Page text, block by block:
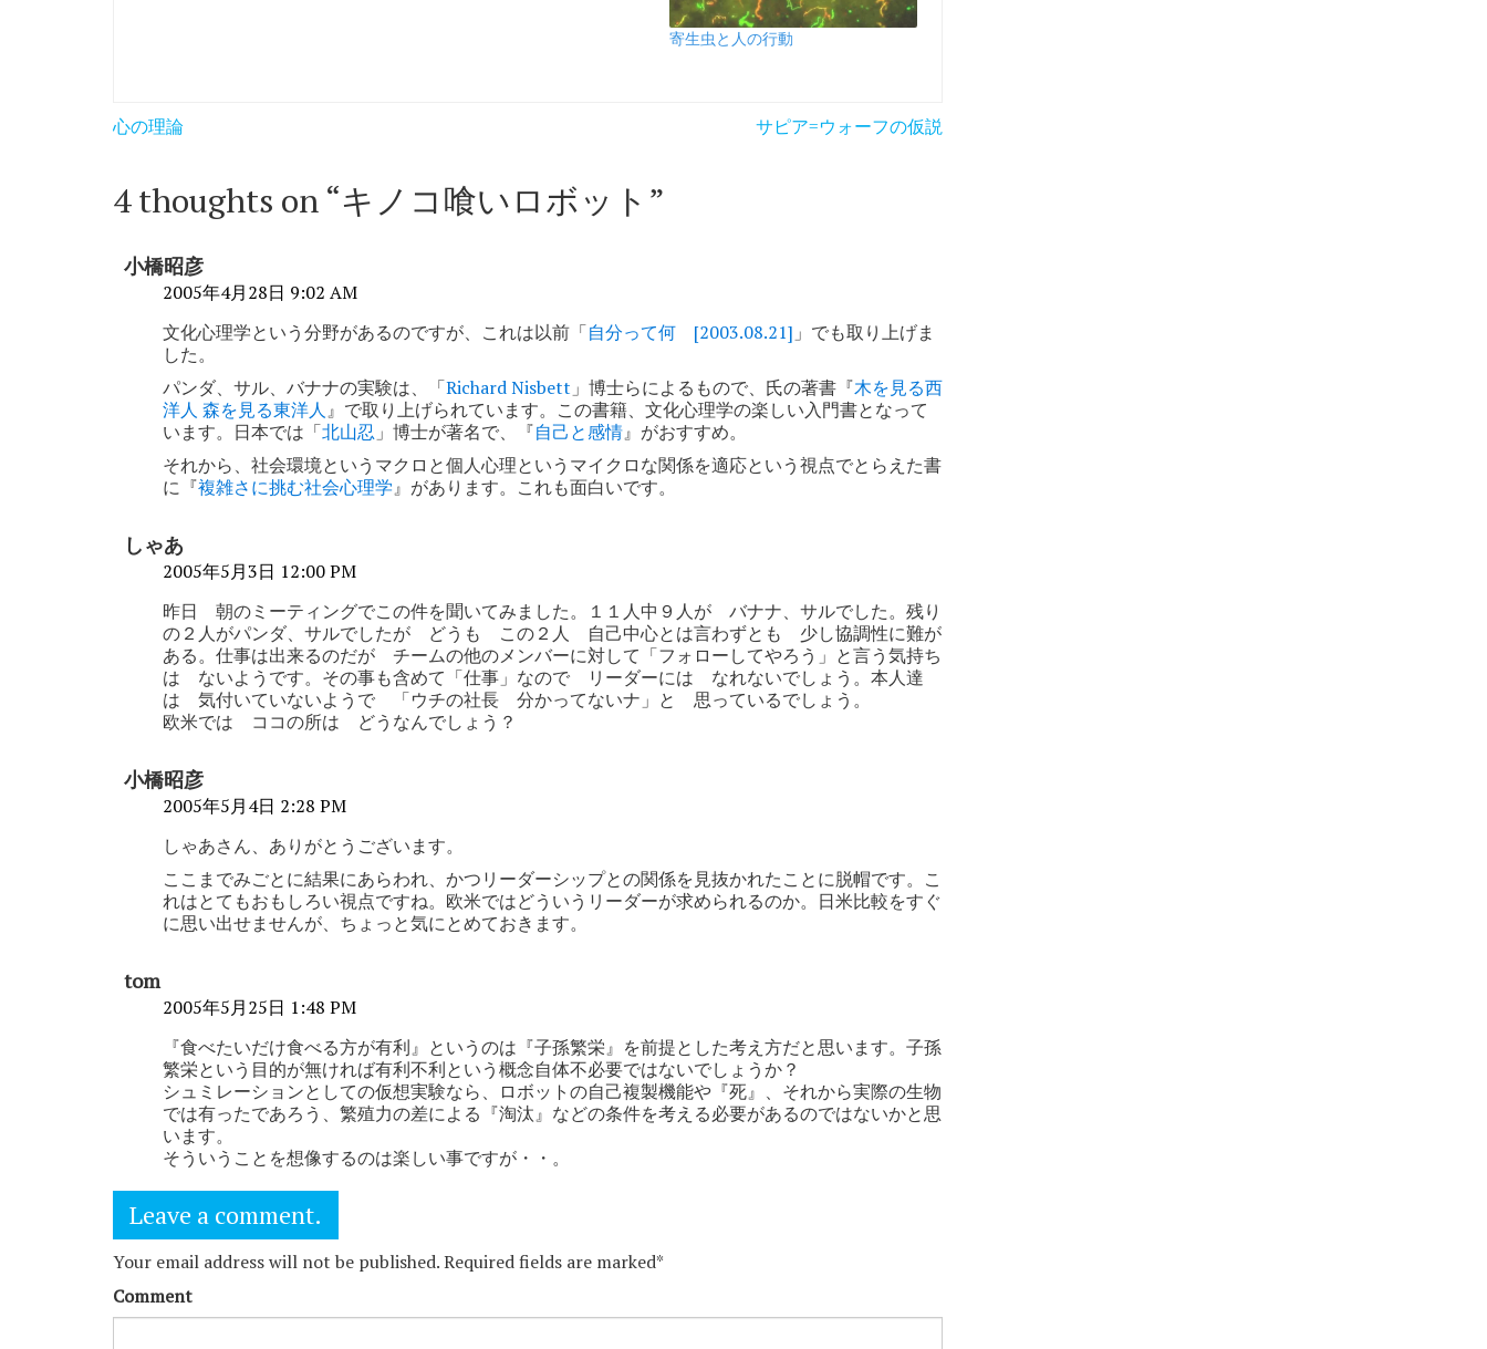
寄生虫と人の行動
投
ナ
ゲ
心の理論 サピア=ウォーフの仮説
4 thoughts on “キノコ喰いロボット ”
小橋昭彦
2005年4月28日 9:02 AM
文化心理学という分野があるのですが、これは以前「自分って何 [2003.08.21] 」でも取り上げま
した。
パンダ、サル、バナナの実験は、「Richard Nisbett 」博士らによるもので、氏の著書『木を見る西
洋人 森を見る東洋人』で取り上げられています。この書籍、文化心理学の楽しい入門書となって
います。日本では「北山忍 」博士が著名で、『自己と感情』がおすすめ。
それから、社会環境というマクロと個人心理というマイクロな関係を適応という視点でとらえた書
に『複雑さに挑む社会心理学』があります。これも面白いです。
しゃあ
2005年5月3日 12:00 PM
昨日 朝のミーティングでこの件を聞いてみました。１１人中９人が バナナ、サルでした。残り
の２人がパンダ、サルでしたが どうも この２人 自己中心とは言わずとも 少し協調性に難が
ある。仕事は出来るのだが チームの他のメンバーに対して「フォローしてやろう」と言う気持ち
は ないようです。その事も含めて「仕事」なので リーダーには なれないでしょう。本人達
は 気付いていないようで 「ウチの社長 分かってないナ」と 思っているでしょう。
欧米では ココの所は どうなんでしょう？
小橋昭彦
2005年5月4日 2:28 PM
しゃあさん、ありがとうございます。
ここまでみごとに結果にあらわれ、かつリーダーシップとの関係を見抜かれたことに脱帽です。こ
れはとてもおもしろい視点ですね。欧米ではどういうリーダーが求められるのか。日米比較をすぐ
に思い出せませんが、ちょっと気にとめておきます。
tom
2005年5月25日 1:48 PM
『食べたいだけ食べる方が有利』というのは『子孫繁栄』を前提とした考え方だと思います。子孫
繁栄という目的が無ければ有利不利という概念自体不必要ではないでしょうか？
シュミレーションとしての仮想実験なら、ロボットの自己複製機能や『死』、それから実際の生物
では有ったであろう、繁殖力の差による『淘汰』などの条件を考える必要があるのではないかと思
います。
そういうことを想像するのは楽しい事ですが・・。
Leave a comment.
Your email address will not be published. Required fields are marked*
Comment